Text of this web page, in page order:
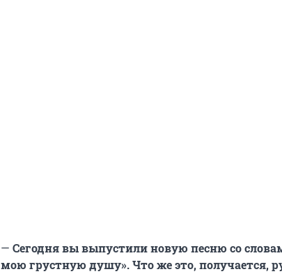
— Сегодня вы выпустили новую песню со
мою грустную душу». Что же это, получается,